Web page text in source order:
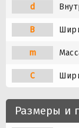
d
B
m
C
Размеры и